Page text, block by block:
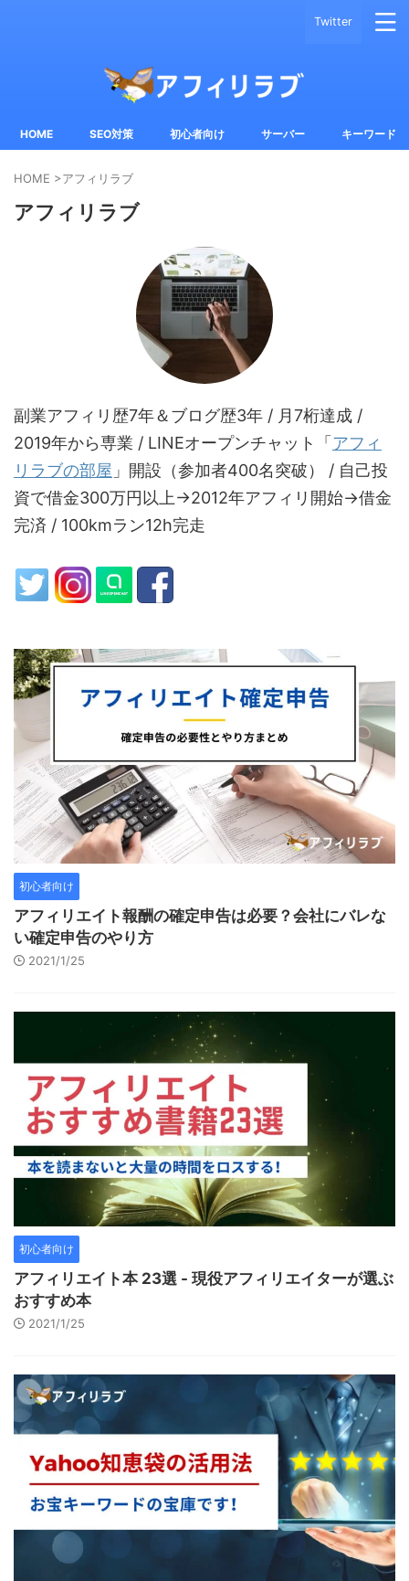
Twitter
HOME SEO対策 初心者向け サーバー キーワード
HOME >アフィリラブ
アフィリラブ
副業アフィリ歴7年＆ブログ歴3年 / 月7桁達成 /
2019年から専業 / LINEオープンチャット「 アフィ
リラブの部屋 」開設（参加者400名突破） / 自己投
資で借金300万円以上→2012年アフィリ開始→借金
完済 / 100kmラン12h完走
初心者向け
アフィリエイト報酬の確定申告は必要？会社にバレな
い確定申告のやり方
2021/1/25
初心者向け
アフィリエイト本 23選 - 現役アフィリエイターが選ぶ
おすすめ本
2021/1/25